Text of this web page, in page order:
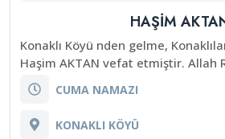
HAŞİM
Konaklı Köyü nden gelme,
Haşim AKTAN vefat etmiştir. Allah
CUMA NAMAZI
KONAKLI KÖYÜ